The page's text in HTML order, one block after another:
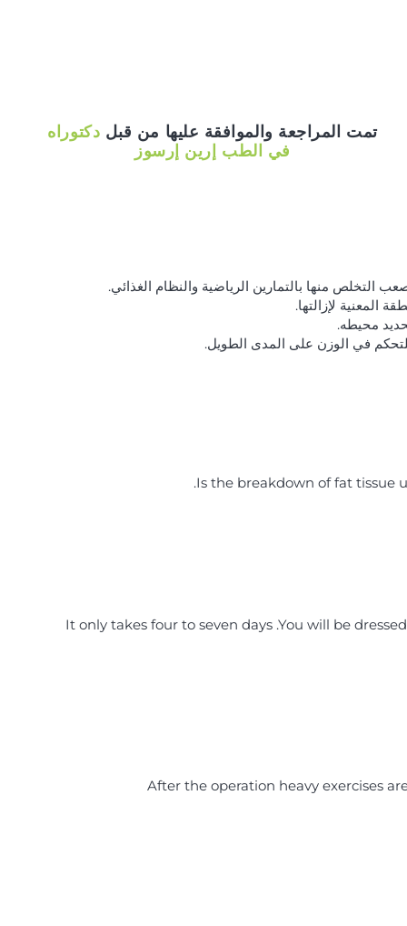
تمت المراجعة والموافقة عليها من قبل دكتوراه
في الطب إرين إرسوز
منها بالتمارين الرياضية والنظام الغذائي.
المعنية لإزالتها.
محيطه.
في الوزن على المدى الطويل.
Is the breakdown of fat tissue
It only takes four to seven days .You will be
After the operation heavy exercises